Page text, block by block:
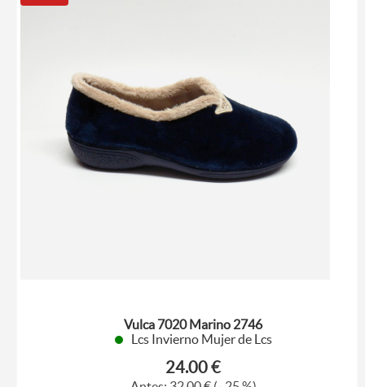
Vulca 7020 Marino 2746
Lcs Invierno Mujer de Lcs
24.00 €